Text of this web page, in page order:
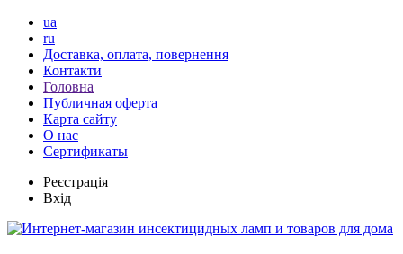
ua
ru
Доставка, оплата, повернення
Контакти
Головна
Публичная оферта
Карта сайту
О нас
Сертификаты
Реєстрація
Вхід